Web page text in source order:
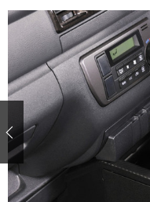
九州
注目の記事
ショップレポート
自動車豆知識
鈑金・塗装
ディテイリング
ディテイリング
ヘッドライト磨き
フィルム・ラッピング
鈑金・塗装
小キズ直し